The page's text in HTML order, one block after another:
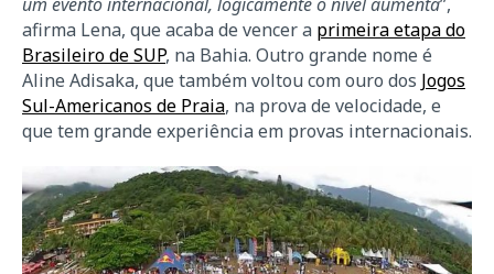
afirma Lena, que acaba de vencer a primeira etapa do
Brasileiro de SUP, na Bahia. Outro grande nome é
Aline Adisaka, que também voltou com ouro dos Jogos
Sul-Americanos de Praia, na prova de velocidade, e
que tem grande experiência em provas internacionais.